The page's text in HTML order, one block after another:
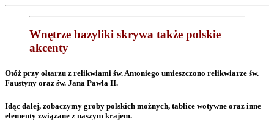
Wnętrze bazyliki skrywa także polskie
akcenty
Otóż przy ołtarzu z relikwiami św. Antoniego umieszczono relikwiarze św.
Faustyny oraz św. Jana Pawła II.
Idąc dalej, zobaczymy groby polskich możnych, tablice wotywne oraz inne
elementy związane z naszym krajem.